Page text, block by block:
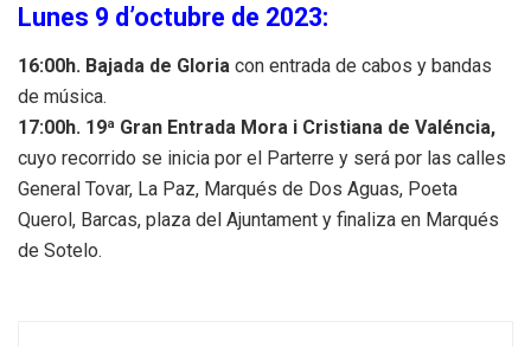
Lunes 9 d’octubre de 2023:
16:00h. Bajada de Gloria con entrada de cabos y bandas
de música.
17:00h. 19ª Gran Entrada Mora i Cristiana de Valéncia,
cuyo recorrido se inicia por el Parterre y será por las calles
General Tovar, La Paz, Marqués de Dos Aguas, Poeta
Querol, Barcas, plaza del Ajuntament y finaliza en Marqués
de Sotelo.